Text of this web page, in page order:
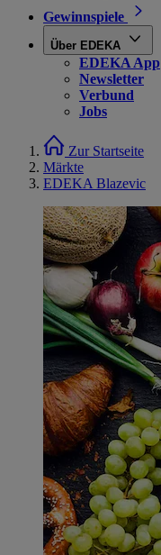
Gewinnspiele
Über EDEKA
EDEKA App
Newsletter
Verbund
Jobs
Zur Startseite
Märkte
EDEKA Blazevic